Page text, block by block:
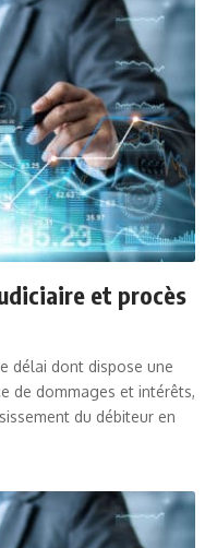
et procès
délai dont dispose une
de dommages et intérêts,
du débiteur en